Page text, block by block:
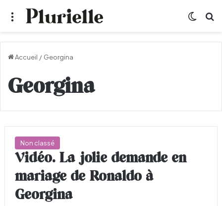
Menu
Accueil / Georgina
Georgina
Non classé
Vidéo. La jolie demande en
mariage de Ronaldo à
Georgina